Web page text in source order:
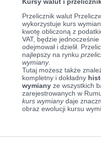
Przelicznik walut
wykorzystuje kurs
kwotę obliczoną z
VAT, będzie jednocześnie
odejmował i dzielił.
najlepszy na rynku
wymiany.
Tutaj możesz także
kompletny i dokładny
wymiany ze wszystkich
zarejestrowanych w
kurs wymianydaje
obraz ewolucji kursu